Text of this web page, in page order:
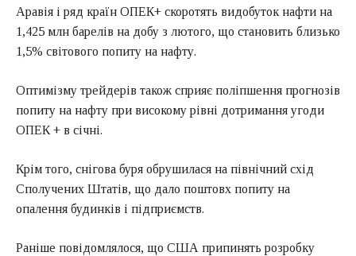
Аравія і ряд країн ОПЕК+ скоротять видобуток нафти на
1,425 млн барелів на добу з лютого, що становить близько
1,5% світового попиту на нафту.
Оптимізму трейдерів також сприяє поліпшення прогнозів
попиту на нафту при високому рівні дотримання угоди
ОПЕК + в січні.
Крім того, снігова буря обрушилася на північний схід
Сполучених Штатів, що дало поштовх попиту на
опалення будинків і підприємств.
Раніше повідомлялося, що США припинять розробку